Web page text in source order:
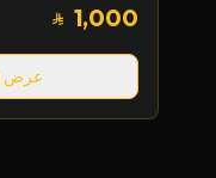
1,000
عرض